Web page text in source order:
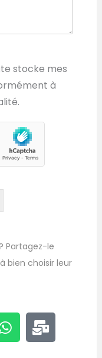
stocke mes
à
Partagez-le
bien choisir leur
W
h
a
M
a
i